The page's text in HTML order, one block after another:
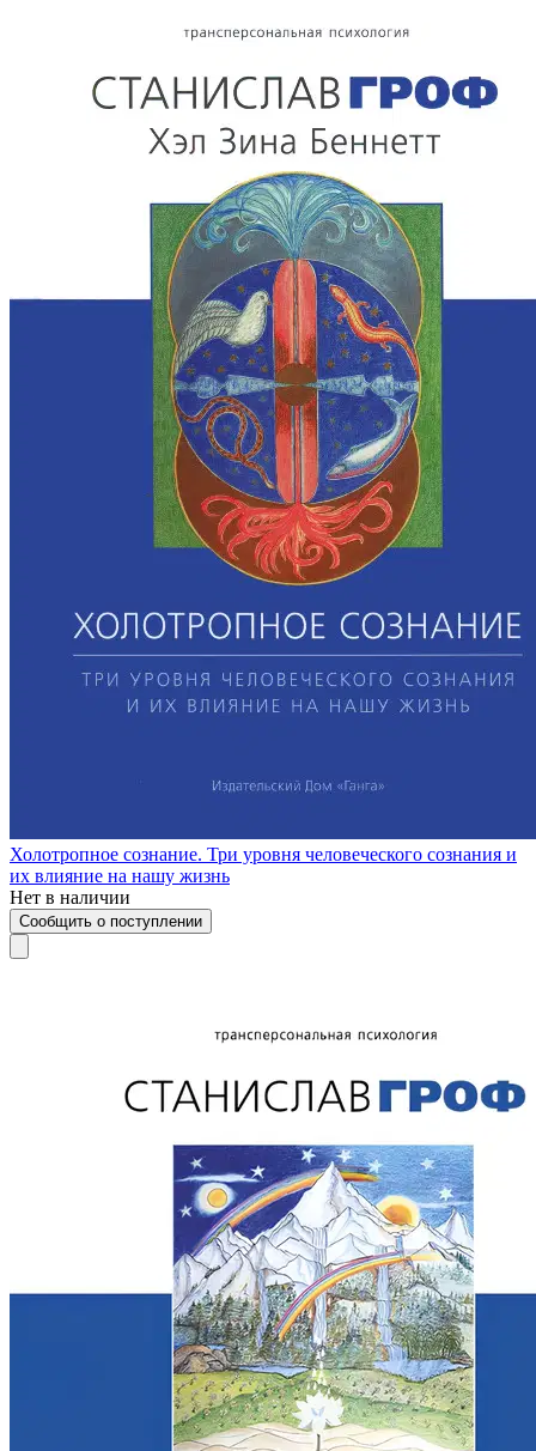
Холотропное сознание. Три уровня человеческого сознания и
их влияние на нашу жизнь
Нет в наличии
Сообщить о поступлении